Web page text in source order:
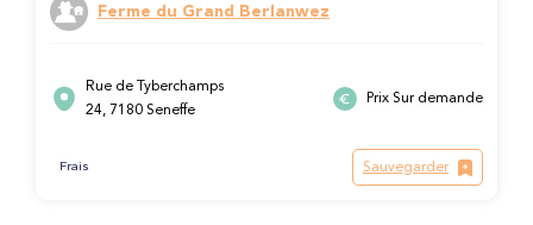
Ferme du Grand Berlanwez
Rue de Tyberchamps
24, 7180 Seneffe
Prix Sur demande
Frais Sauvegarder